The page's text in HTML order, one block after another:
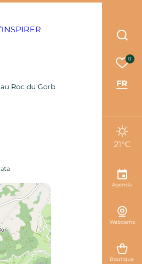
Roc du Gorb
0
FR
21°C
Agenda
Webcams
Boutique